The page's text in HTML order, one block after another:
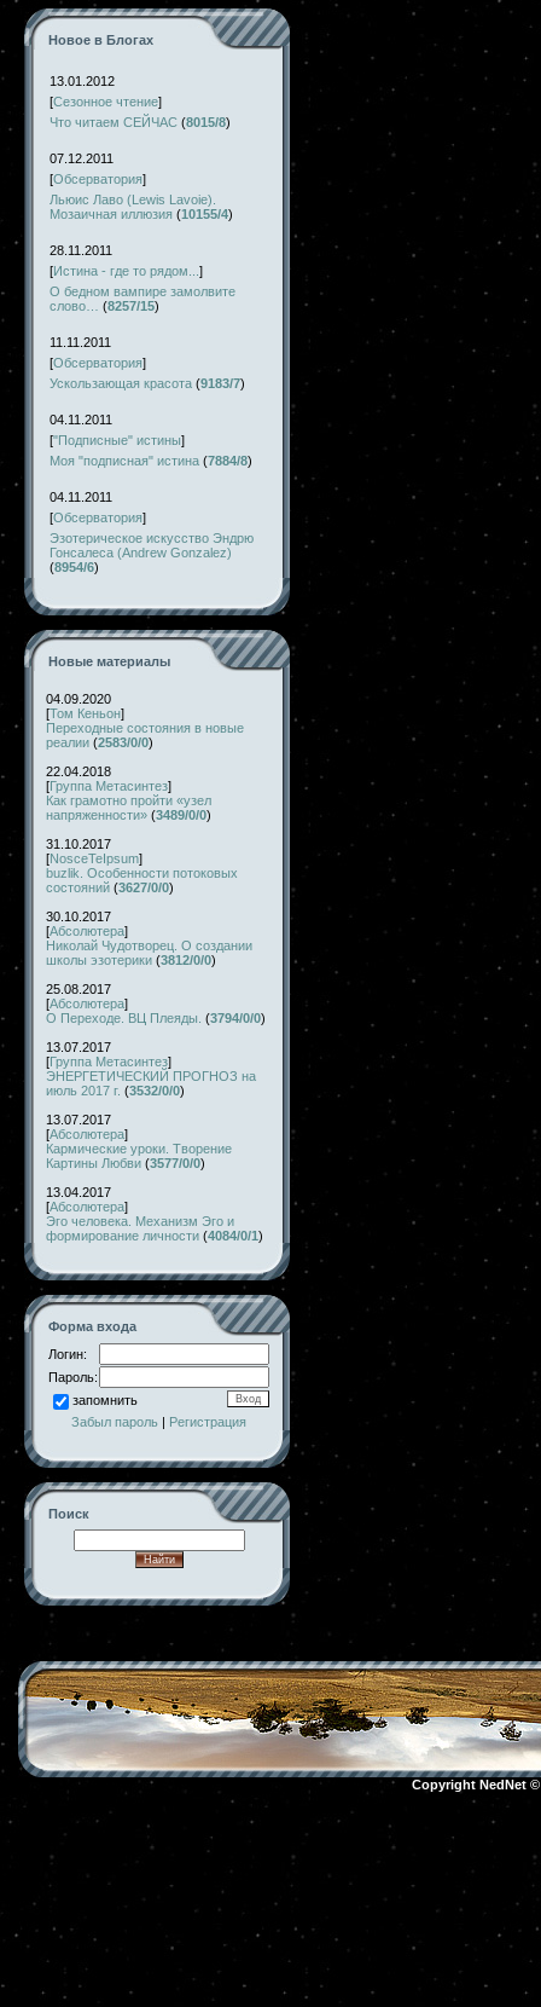
Новое в Блогах
13.01.2012
[Сезонное чтение]
Что читаем СЕЙЧАС (8015/8)
07.12.2011
[Обсерватория]
Льюис Лаво (Lewis Lavoie).
Мозаичная иллюзия (10155/4)
28.11.2011
[Истина - где то рядом... ]
О бедном вампире замолвите
слово…
(8257/15)
11.11.2011
[Обсерватория]
Ускользающая красота (9183/7)
04.11.2011
["Подписные" истины]
Моя "подписная" истина (7884/8)
04.11.2011
[Обсерватория]
Эзотерическое искусство Эндрю
Гонсалеса (Andrew Gonzalez)
(8954/6)
Новые материалы
04.09.2020
[Том Кеньон]
Переходные состояния в новые
реалии (2583/0/0)
22.04.2018
[Группа Метасинтез]
Как грамотно пройти «узел
напряженности» (3489/0/0)
31.10.2017
[NosceTeIpsum]
buzlik. Особенности потоковых
состояний (3627/0/0)
30.10.2017
[Абсолютера]
Николай Чудотворец. О создании
школы эзотерики (3812/0/0)
25.08.2017
[Абсолютера]
О Переходе. ВЦ Плеяды. (3794/0/0)
13.07.2017
[Группа Метасинтез]
ЭНЕРГЕТИЧЕСКИЙ ПРОГНОЗ на
июль 2017 г. (3532/0/0)
13.07.2017
[Абсолютера]
Кармические уроки. Творение
Картины Любви (3577/0/0)
13.04.2017
[Абсолютера]
Эго человека. Механизм Эго и
формирование личности (4084/0/1)
Форма входа
Логин:
Пароль:
запомнить
Забыл пароль | Регистрация
Поиск
Copyright NedNet